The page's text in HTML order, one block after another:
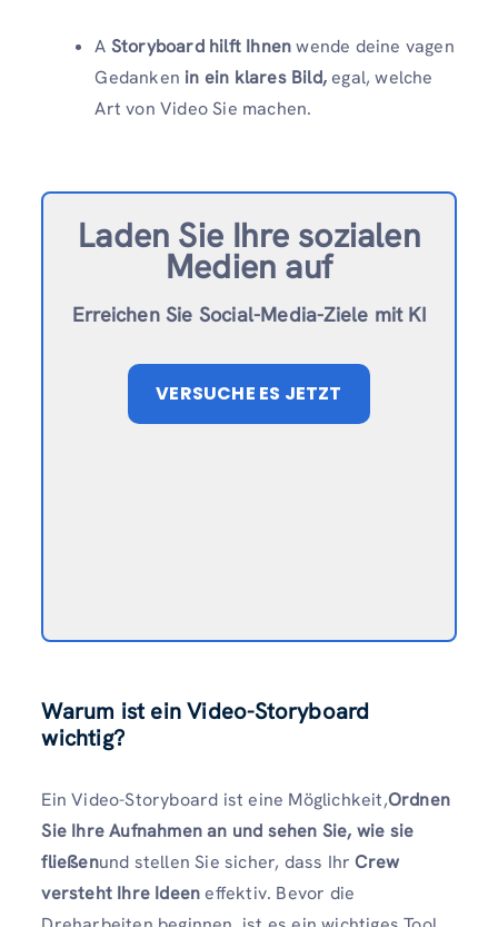
A Storyboard hilft Ihnenwende deine vagen
Gedanken in ein klares Bild,egal, welche
Art von Video Sie machen.
Laden Sie Ihre sozialen
Medien auf
Erreichen Sie Social-Media-Ziele mit KI
VERSUCHE ES JETZT
Warum ist ein Video-Storyboard
wichtig?
Ein Video-Storyboard ist eine Möglichkeit,Ordnen
Sie Ihre Aufnahmen an und sehen Sie, wie sie
fließenund stellen Sie sicher, dass IhrCrew
versteht Ihre Ideeneffektiv. Bevor die